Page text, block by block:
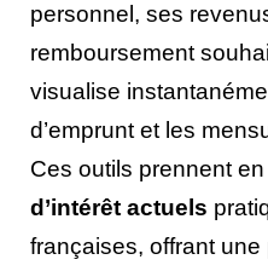
personnel, ses
remboursement
visualise
d’emprunt et les
Ces outils prennent
d’intérêt actuels
françaises, offrant